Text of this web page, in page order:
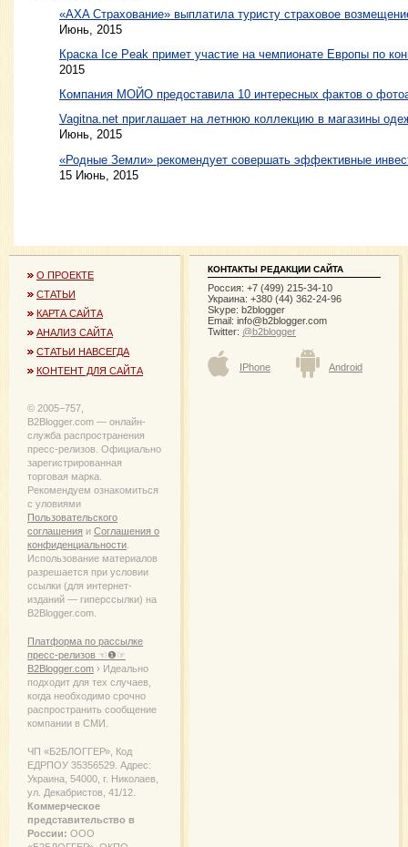
«AXA Страхование» выплатила туристу страховое
Июнь, 2015
Краска Ice Peak примет участие на чемпионате Европы по
2015
Компания МОЙО предоставила 10 интересных фактов о
Vagitna.net приглашает на летнюю коллекцию в магазины
Июнь, 2015
«Родные Земли» рекомендует совершать эффективные
15 Июнь, 2015
О ПРОЕКТЕ
СТАТЬИ
КАРТА САЙТА
АНАЛИЗ САЙТА
СТАТЬИ НАВСЕГДА
КОНТЕНТ ДЛЯ САЙТА
© 2005−757,
B2Blogger.com — онлайн-
служба распространения
пресс-релизов. Официально
зарегистрированная
торговая марка.
Рекомендуем ознакомиться
с уловиями
Пользовательского
соглашения и Соглашения о
конфиденциальности
Использование материалов
разрешается при условии
ссылки (для интернет-
изданий — гиперссылки) на
B2Blogger.com.
Платформа по рассылке
пресс-релизов ☜❶☞
B2Blogger.com › Идеально
подходит для тех случаев,
когда необходимо срочно
распространить сообщение
компании в СМИ.
ЧП «Б2БЛОГГЕР», Код
ЕДРПОУ 35356529. Адрес:
Украина, 54000, г. Николаев,
ул. Декабристов, 41/12.
Коммерческое
представительство в
России: ООО
КОНТАКТЫ РЕДАКЦИИ САЙТА
Россия: +7 (499) 215-34-10
Украина: +380 (44) 362-24-96
Skype: b2blogger
Email: info@b2blogger.com
Twitter: @b2blogger
IPhone Android